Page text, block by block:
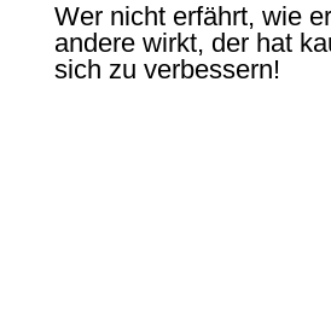
Wer nicht erfährt, wie
andere wirkt, der hat
sich zu verbessern!